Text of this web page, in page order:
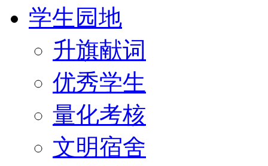
学生园地
升旗献词
优秀学生
量化考核
文明宿舍